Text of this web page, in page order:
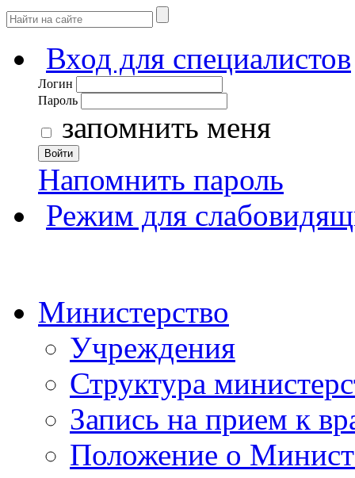
Вход для специалистов
Логин
Пароль
запомнить меня
Войти
Напомнить пароль
Режим для
Министерство
Учреждения
Структура
Запись на прием к
Положение о